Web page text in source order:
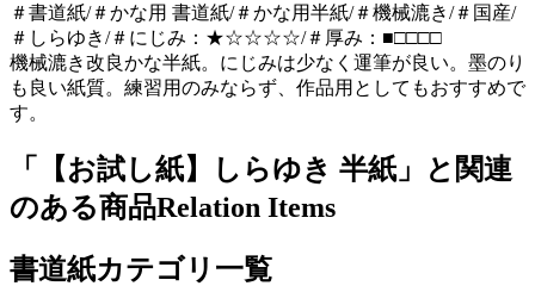
＃書道紙/＃かな用 書道紙/＃かな用半紙/＃機械漉き/＃国産/
＃しらゆき/＃にじみ：★☆☆☆☆/＃厚み：■□□□□
機械漉き改良かな半紙。にじみは少なく運筆が良い。墨のり
も良い紙質。練習用のみならず、作品用としてもおすすめで
す。
「【お試し紙】しらゆき 半紙」と関連
のある商品Relation Items
書道紙カテゴリ一覧